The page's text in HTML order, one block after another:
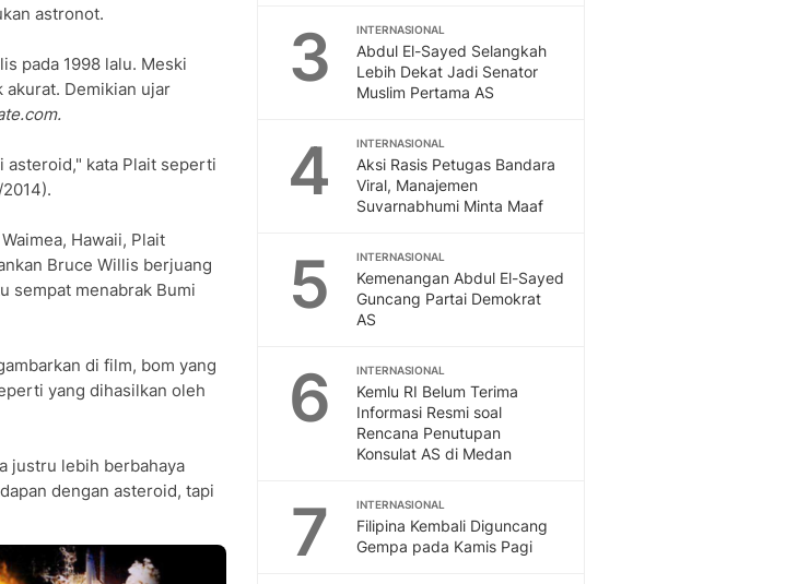
astronot.
pada 1998 lalu. Meski
Demikian ujar
asteroid," kata Plait seperti
Hawaii, Plait
Bruce Willis berjuang
sempat menabrak Bumi
di film, bom yang
yang dihasilkan oleh
justru lebih berbahaya
dengan asteroid, tapi
3 INTERNASIONAL
Abdul El-Sayed Selangkah
Lebih Dekat Jadi Senator
Muslim Pertama AS
4 INTERNASIONAL
Aksi Rasis Petugas Bandara
Viral, Manajemen
Suvarnabhumi Minta Maaf
5 INTERNASIONAL
Kemenangan Abdul El-Sayed
Guncang Partai Demokrat
AS
6 INTERNASIONAL
Kemlu RI Belum Terima
Informasi Resmi soal
Rencana Penutupan
Konsulat AS di Medan
7 INTERNASIONAL
Filipina Kembali Diguncang
Gempa pada Kamis Pagi